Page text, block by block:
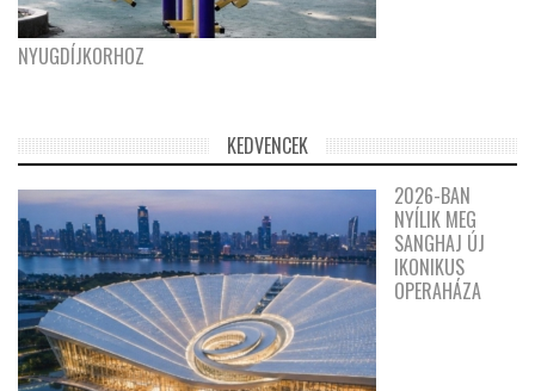
NYUGDÍJKORHOZ
KEDVENCEK
2026-BAN
NYÍLIK MEG
SANGHAJ ÚJ
IKONIKUS
OPERAHÁZA